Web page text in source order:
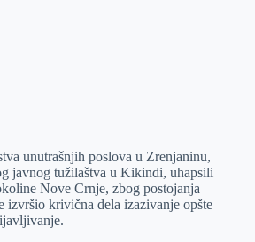
unutrašnjih poslova u Zrenjaninu,
javnog tužilaštva u Kikindi, uhapsili
Nove Crnje, zbog postojanja
izvršio krivična dela izazivanje opšte